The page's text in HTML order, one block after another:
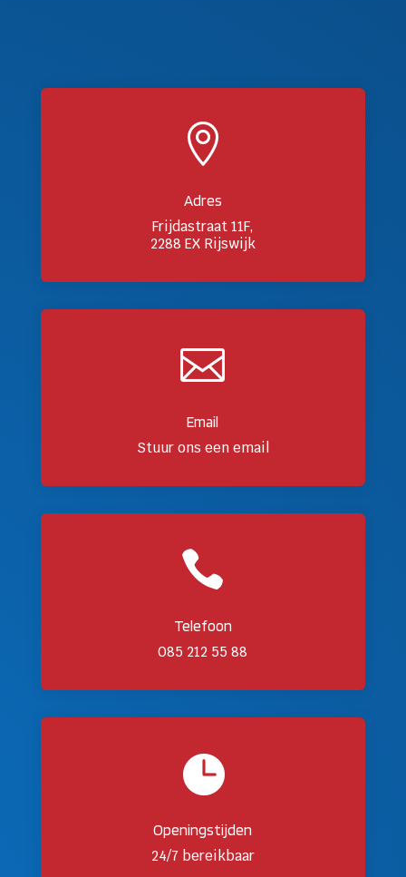

Adres
Frijdastraat 11F,
2288 EX Rijswijk

Email
Stuur ons een email

Telefoon
085 212 55 88

Openingstijden
24/7 bereikbaar